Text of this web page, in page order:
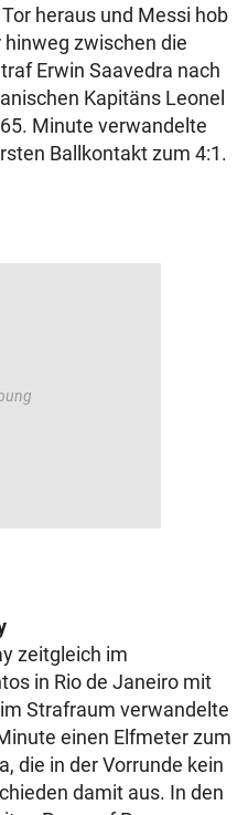
heraus und Messi hob
zwischen die
Erwin Saavedra nach
Kapitäns Leonel
Minute verwandelte
Ballkontakt zum 4:1.
zeitgleich im
in Rio de Janeiro mit
Strafraum verwandelte
einen Elfmeter zum
die in der Vorrunde kein
damit aus. In den